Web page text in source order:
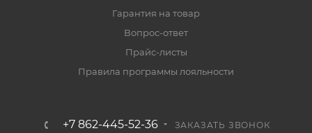
Гарантия на товар
Вопрос-ответ
Прайс-листы
Правила программы лояльности
+7 862-445-52-36 ЗАКАЗАТЬ ЗВОНОК